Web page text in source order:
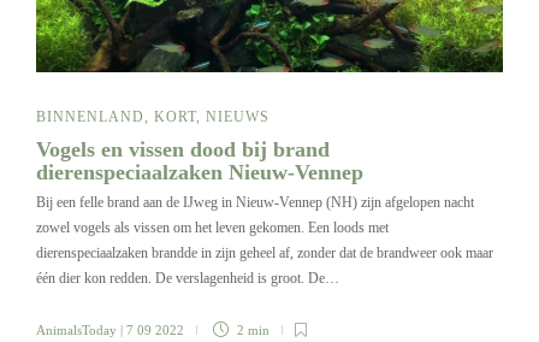
BINNENLAND, KORT, NIEUWS
Vogels en vissen dood bij brand
dierenspeciaalzaken Nieuw-Vennep
Bij een felle brand aan de IJweg in Nieuw-Vennep (NH) zijn afgelopen nacht
zowel vogels als vissen om het leven gekomen. Een loods met
dierenspeciaalzaken brandde in zijn geheel af, zonder dat de brandweer ook maar
één dier kon redden. De verslagenheid is groot. De…
AnimalsToday | 7 09 2022 2 min